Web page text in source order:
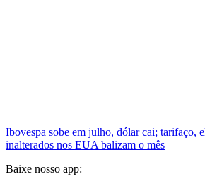
Ibovespa sobe em julho, dólar cai; tarifaço,
inalterados nos EUA balizam o mês
Baixe nosso app: